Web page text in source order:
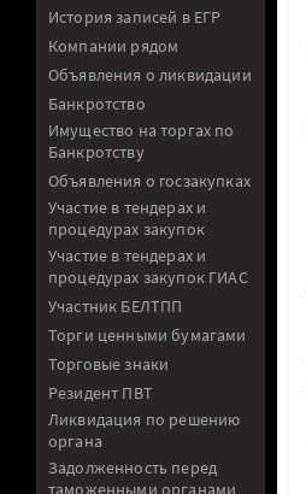
История записей в ЕГР
Компании рядом
Объявления о ликвидации
Банкротство
Имущество на торгах по
Банкротству
Объявления о госзакупках
Участие в тендерах и
процедурах закупок
Участие в тендерах и
процедурах закупок ГИАС
Участник БЕЛТПП
Торги ценными бумагами
Торговые знаки
Резидент ПВТ
Ликвидация по решению
органа
Задолженность перед
таможенными органами